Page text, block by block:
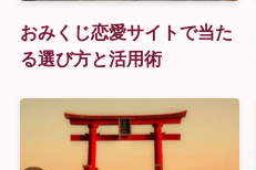
おみくじ恋愛サイトで当た
る選び方と活用術